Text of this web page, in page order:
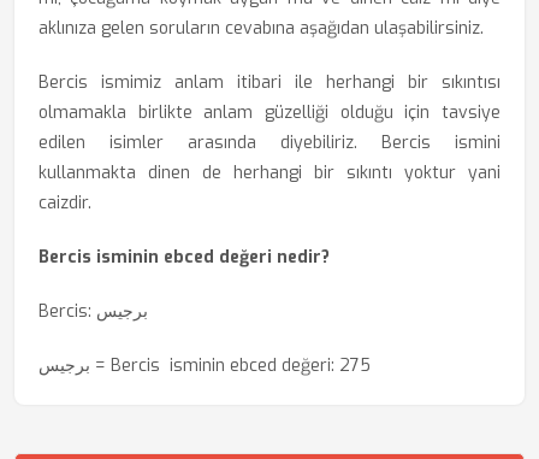
aklınıza gelen soruların cevabına aşağıdan ulaşabilirsiniz.
Bercis ismimiz anlam itibari ile herhangi bir sıkıntısı
olmamakla birlikte anlam güzelliği olduğu için tavsiye
edilen isimler arasında diyebiliriz. Bercis ismini
kullanmakta dinen de herhangi bir sıkıntı yoktur yani
caizdir.
Bercis isminin ebced değeri nedir?
Bercis: برجیس
برجیس = Bercis isminin ebced değeri: 275